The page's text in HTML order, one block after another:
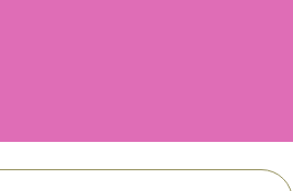
WO 16.12.2026